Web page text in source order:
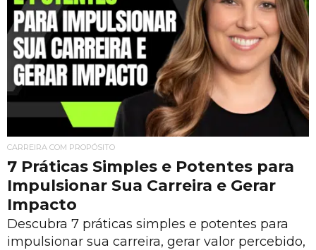
CARREIRA COM PROPÓSITO
7 Práticas Simples e Potentes para
Impulsionar Sua Carreira e Gerar
Impacto
Descubra 7 práticas simples e potentes para
impulsionar sua carreira, gerar valor percebido,